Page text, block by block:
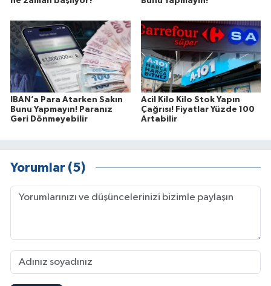
IBAN’a Para Atarken Sakın
Bunu Yapmayın! Paranız
Geri Dönmeyebilir
Acil Kilo Kilo Stok Yapın
Çağrısı! Fiyatlar Yüzde 100
Artabilir
Yorumlar (5)